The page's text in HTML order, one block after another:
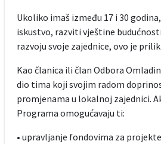
Ukoliko imaš između 17 i 30
iskustvo, razviti vještine
razvoju svoje zajednice, ovo je
Kao članica ili član Odbora
dio tima koji svojim radom
promjenama u lokalnoj zajednici.
Programa omogućavaju ti:
• upravljanje fondovima za